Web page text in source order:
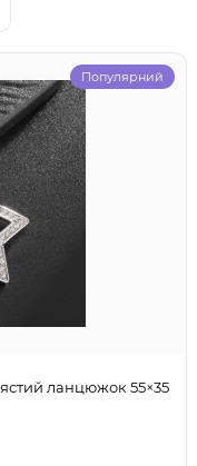
Популярний
ланцюжок 55×35